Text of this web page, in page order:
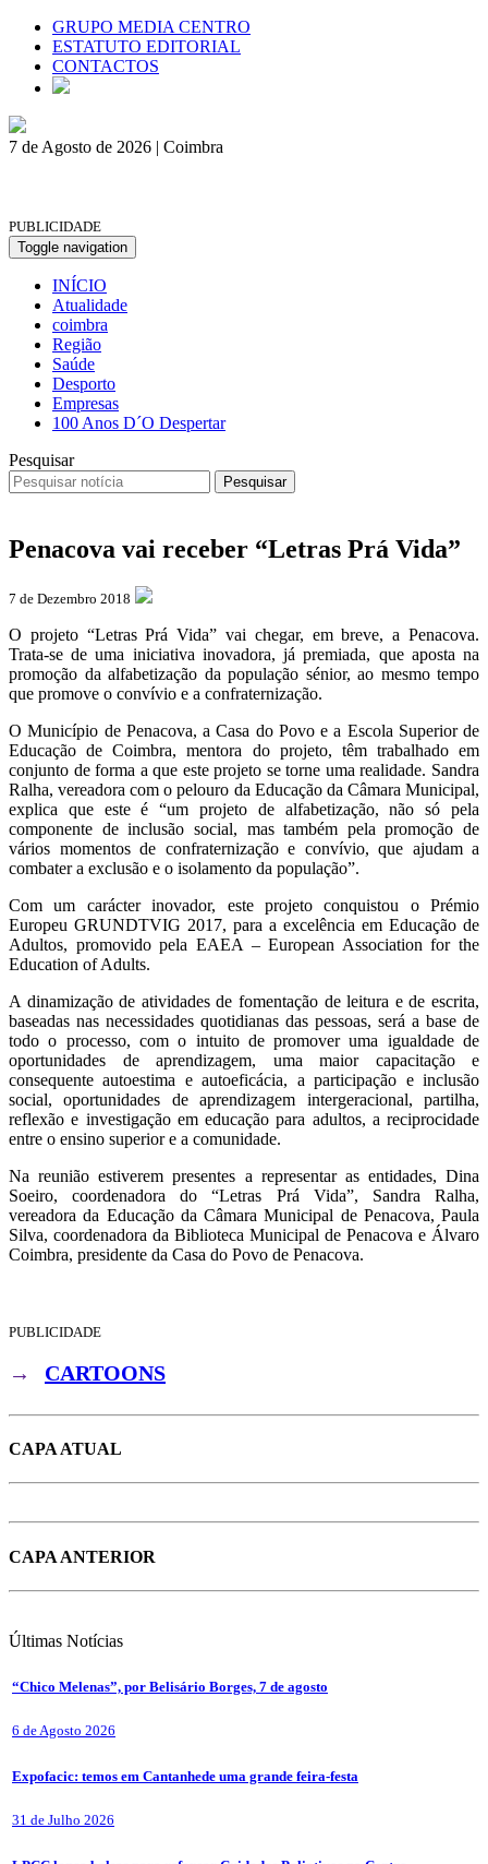
GRUPO MEDIA CENTRO
ESTATUTO EDITORIAL
CONTACTOS
7 de Agosto de 2026 | Coimbra
PUBLICIDADE
Toggle navigation
INÍCIO
Atualidade
coimbra
Região
Saúde
Desporto
Empresas
100 Anos D´O Despertar
Pesquisar
Pesquisar
Penacova vai receber “Letras Prá Vida”
7 de Dezembro 2018
O projeto “Letras Prá Vida” vai chegar, em breve, a Penacova.
Trata-se de uma iniciativa inovadora, já premiada, que aposta na
promoção da alfabetização da população sénior, ao mesmo tempo
que promove o convívio e a confraternização.
O Município de Penacova, a Casa do Povo e a Escola Superior de
Educação de Coimbra, mentora do projeto, têm trabalhado em
conjunto de forma a que este projeto se torne uma realidade. Sandra
Ralha, vereadora com o pelouro da Educação da Câmara Municipal,
explica que este é “um projeto de alfabetização, não só pela
componente de inclusão social, mas também pela promoção de
vários momentos de confraternização e convívio, que ajudam a
combater a exclusão e o isolamento da população”.
Com um carácter inovador, este projeto conquistou o Prémio
Europeu GRUNDTVIG 2017, para a excelência em Educação de
Adultos, promovido pela EAEA – European Association for the
Education of Adults.
A dinamização de atividades de fomentação de leitura e de escrita,
baseadas nas necessidades quotidianas das pessoas, será a base de
todo o processo, com o intuito de promover uma igualdade de
oportunidades de aprendizagem, uma maior capacitação e
consequente autoestima e autoeficácia, a participação e inclusão
social, oportunidades de aprendizagem intergeracional, partilha,
reflexão e investigação em educação para adultos, a reciprocidade
entre o ensino superior e a comunidade.
Na reunião estiverem presentes a representar as entidades, Dina
Soeiro, coordenadora do “Letras Prá Vida”, Sandra Ralha,
vereadora da Educação da Câmara Municipal de Penacova, Paula
Silva, coordenadora da Biblioteca Municipal de Penacova e Álvaro
Coimbra, presidente da Casa do Povo de Penacova.
PUBLICIDADE
→ CARTOONS
CAPA ATUAL
CAPA ANTERIOR
Últimas Notícias
“Chico Melenas”, por Belisário Borges, 7 de agosto
6 de Agosto 2026
Expofacic: temos em Cantanhede uma grande feira-festa
31 de Julho 2026